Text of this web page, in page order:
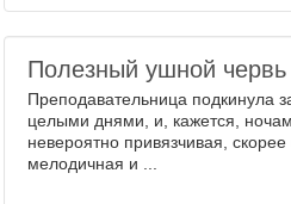
Полезный ушной червь
Преподавательница подкинула
целыми днями, и, кажется,
невероятно привязчивая,
мелодичная и ...